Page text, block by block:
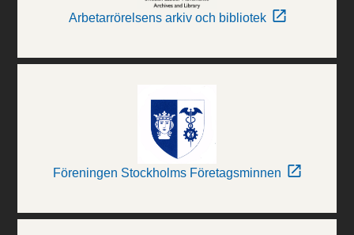
Arbetarrörelsens arkiv och bibliotek
Föreningen Stockholms Företagsminnen